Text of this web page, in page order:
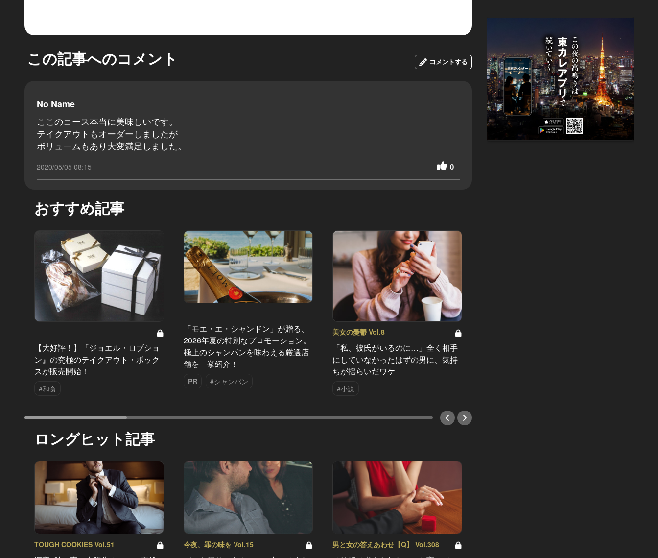
この記事へのコメント コメントする
No Name
ここのコース本当に美味しいです。
テイクアウトもオーダーしましたが
ボリュームもあり大変満足しました。
2020/05/05 08:15 0
おすすめ記事
【大好評！】『ジョエル・ロブショ
ン』の究極のテイクアウト・ボック
スが販売開始！
#和食
「モエ・エ・シャンドン」が贈る、
2026年夏の特別なプロモーション。
極上のシャンパンを味わえる厳選店
舗を一挙紹介！
PR #シャンパン
美女の憂鬱 Vol.8
「私、彼氏がいるのに…」全く相手
にしていなかったはずの男に、気持
ちが揺らいだワケ
#小説
ロングヒット記事
TOUGH COOKIES Vol.51 今夜、罪の味を Vol.15 男と女の答えあわせ【Q】 Vol.308